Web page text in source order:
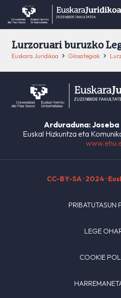
Lurzoruari buruzko
Euskara Juridikoa Glosategiak
Arduraduna: Joseba
Euskal Hizkuntza eta
CC-BY-SA· 2024 ·
PRIBATUTASUN
LEGE
COOKIE